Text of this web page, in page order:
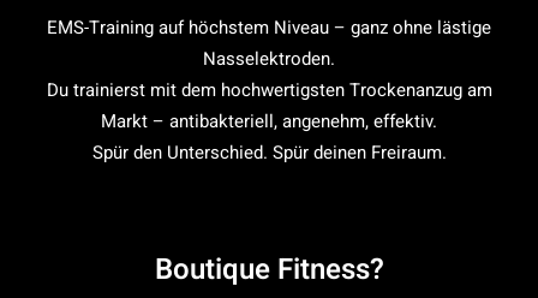
EMS-Training auf höchstem Niveau – ganz ohne lästige
Nasselektroden.
Du trainierst mit dem hochwertigsten Trockenanzug am
Markt – antibakteriell, angenehm, effektiv.
Spür den Unterschied. Spür deinen Freiraum.
Boutique Fitness?